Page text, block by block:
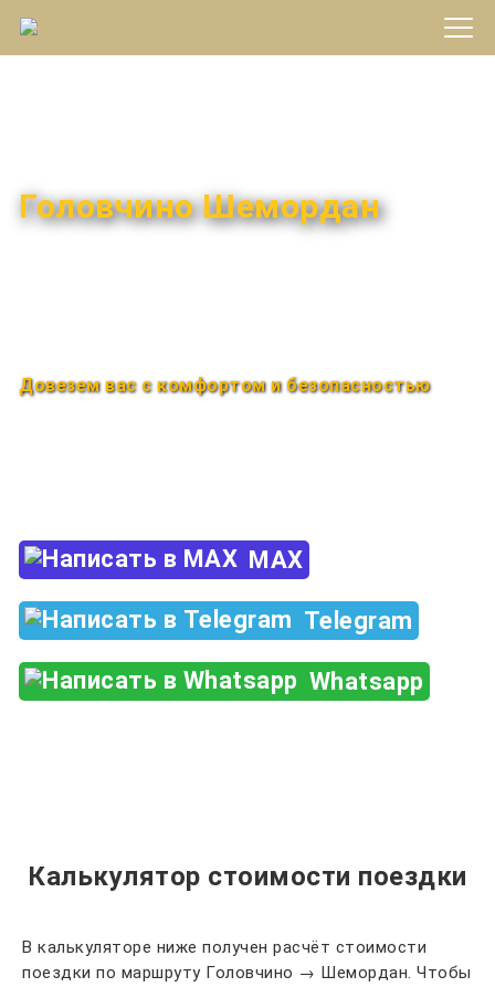
Головчино Шемордан
Довезем вас с комфортом и безопасностью
MAX
Telegram
Whatsapp
Калькулятор стоимости поездки
В калькуляторе ниже получен расчёт стоимости
поездки по маршруту Головчино → Шемордан. Чтобы